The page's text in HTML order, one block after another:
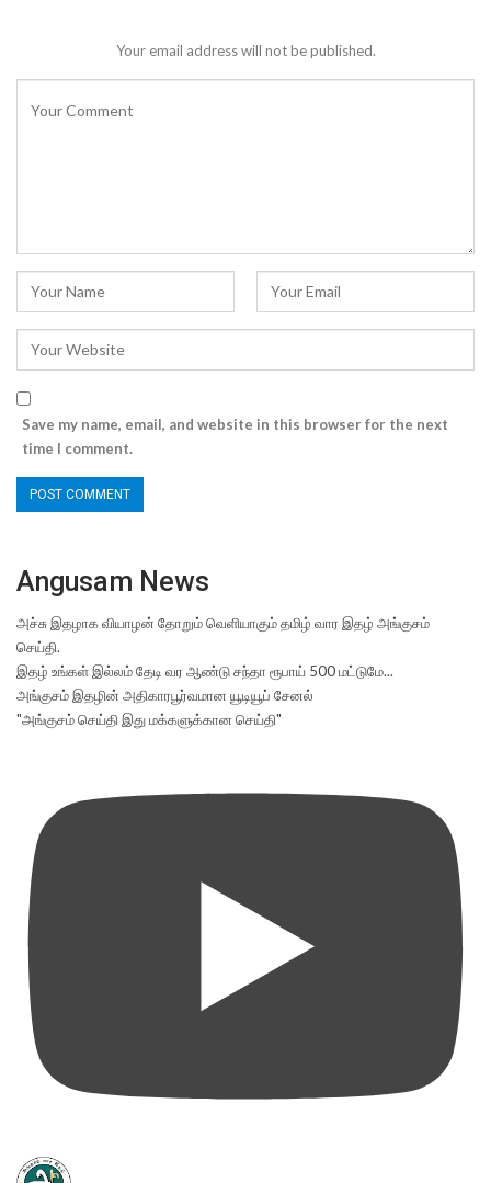
Your email address will not be published.
Save my name, email, and website in this browser for the next
time I comment.
Angusam News
அச்சு இதழாக வியாழன் தோறும் வெளியாகும் தமிழ் வார இதழ் அங்குசம்
செய்தி.
இதழ் உங்கள் இல்லம் தேடி வர ஆண்டு சந்தா ரூபாய் 500 மட்டுமே...
அங்குசம் இதழின் அதிகாரபூர்வமான யூடியூப் சேனல்
"அங்குசம் செய்தி இது மக்களுக்கான செய்தி"